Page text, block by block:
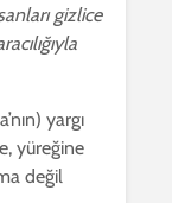
gizlice
yargı
yüreğine
değil